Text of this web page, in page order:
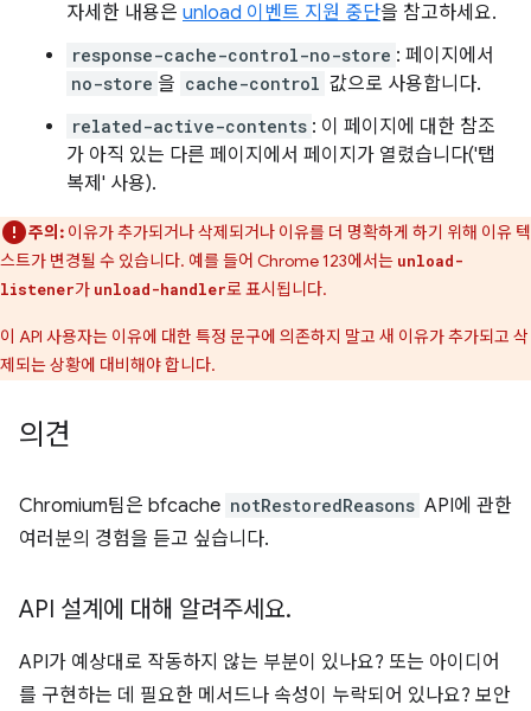
자세한 내용은 unload 이벤트 지원 중단을 참고하세요.
response-cache-control-no-store : 페이지에서
no-store 을 cache-control 값으로 사용합니다.
related-active-contents : 이 페이지에 대한 참조
가 아직 있는 다른 페이지에서 페이지가 열렸습니다('탭
복제' 사용).
주의: 이유가 추가되거나 삭제되거나 이유를 더 명확하게 하기 위해 이유 텍
스트가 변경될 수 있습니다. 예를 들어 Chrome 123에서는 unload-
listener가 unload-handler로 표시됩니다.
이 API 사용자는 이유에 대한 특정 문구에 의존하지 말고 새 이유가 추가되고 삭
제되는 상황에 대비해야 합니다.
의견
Chromium팀은 bfcache notRestoredReasons API에 관한
여러분의 경험을 듣고 싶습니다.
API 설계에 대해 알려주세요.
API가 예상대로 작동하지 않는 부분이 있나요? 또는 아이디어
를 구현하는 데 필요한 메서드나 속성이 누락되어 있나요? 보안